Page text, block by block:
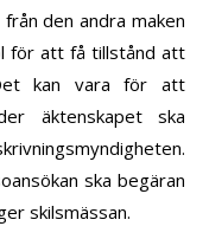
den andra maken
för att få tillstånd att
kan vara för att
äktenskapet ska
ansökan ska begäran
skilsmässan.